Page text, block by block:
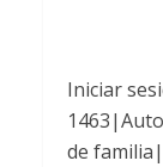
Iniciar
de